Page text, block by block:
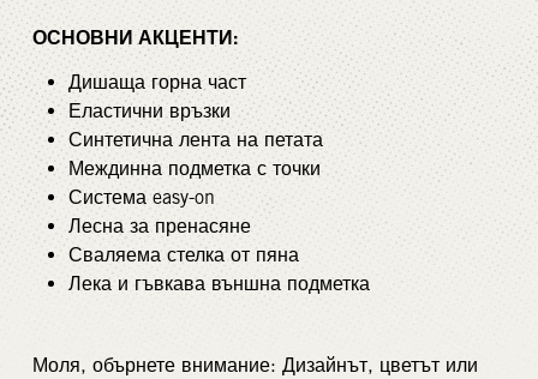
ОСНОВНИ АКЦЕНТИ:
Дишаща горна част
Еластични връзки
Синтетична лента на петата
Междинна подметка с точки
Система easy-on
Лесна за пренасяне
Сваляема стелка от пяна
Лека и гъвкава външна подметка
Моля, обърнете внимание: Дизайнът, цветът или